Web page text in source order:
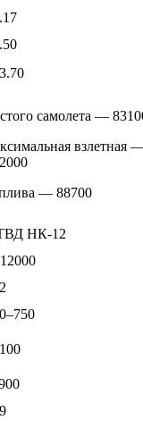
самолета —
взлетная
— 88700
НК-12